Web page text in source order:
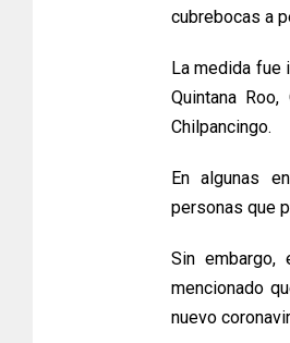
cubrebocas a
La medida fue
Quintana
Chilpancingo.
En algunas
personas que
Sin embargo,
mencionado
nuevo